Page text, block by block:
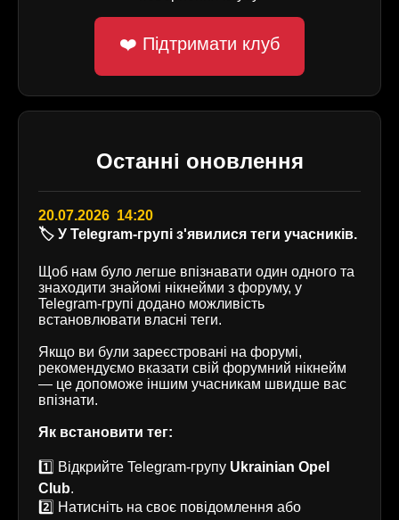
❤️ Підтримати клуб
Останні оновлення
20.07.2026 14:20
🏷️ У Telegram-групі з'явилися теги учасників.
Щоб нам було легше впізнавати один одного та
знаходити знайомі нікнейми з форуму, у
Telegram-групі додано можливість
встановлювати власні теги.
Якщо ви були зареєстровані на форумі,
рекомендуємо вказати свій форумний нікнейм
— це допоможе іншим учасникам швидше вас
впізнати.
Як встановити тег:
1️⃣ Відкрийте Telegram-групу Ukrainian Opel
Club.
2️⃣ Натисніть на своє повідомлення або